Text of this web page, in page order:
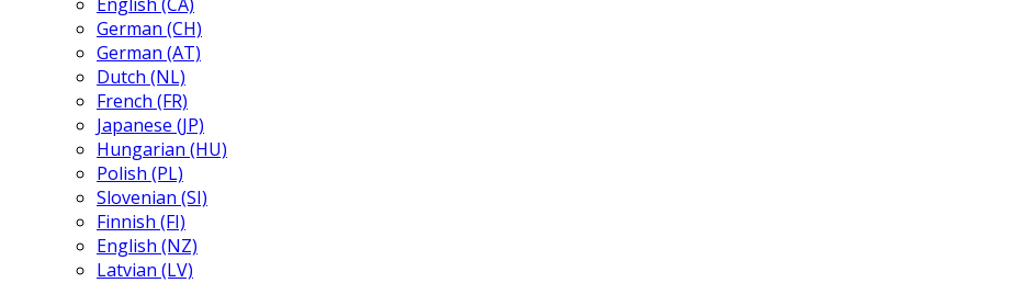
German (CH)
German (AT)
Dutch (NL)
French (FR)
Japanese (JP)
Hungarian (HU)
Polish (PL)
Slovenian (SI)
Finnish (FI)
English (NZ)
Latvian (LV)